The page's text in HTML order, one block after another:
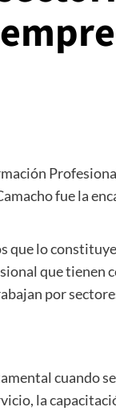
fue la
que lo
que tienen
por
cuando
la